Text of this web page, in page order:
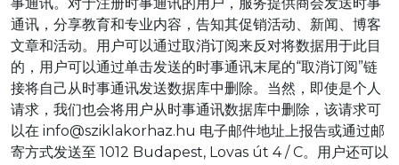
通讯，分享教育和专业内容，告知其促销活动、新闻、博客
文章和活动。用户可以通过取消订阅来反对将数据用于此目
的，用户可以通过单击发送的时事通讯末尾的“取消订阅”链
接将自己从时事通讯发送数据库中删除。当然，即使是个人
请求，我们也会将用户从时事通讯数据库中删除，该请求可
以在 info@sziklakorhaz.hu 电子邮件地址上报告或通过邮
寄方式发送至 1012 Budapest, Lovas út 4 / C。用户还可以